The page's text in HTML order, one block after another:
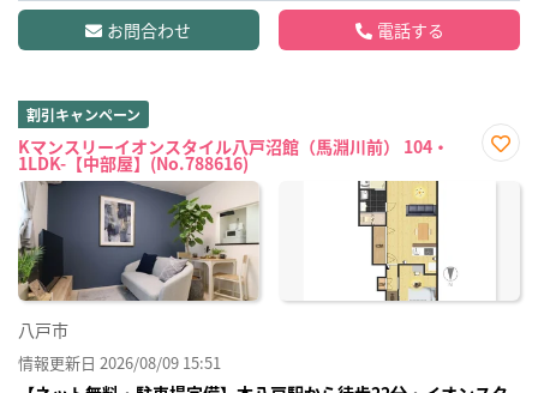
お問合わせ 電話する
割引キャンペーン
Kマンスリーイオンスタイル八戸沼館（馬淵川前） 104・
1LDK-【中部屋】(No.788616)
に入
八戸市
情報更新日 2026/08/09 15:51